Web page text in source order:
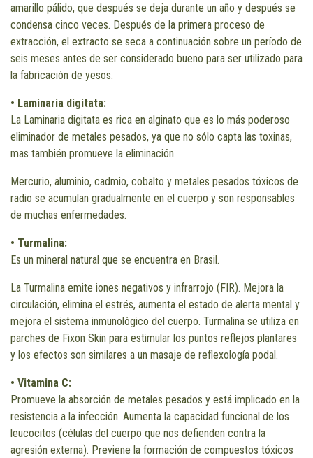
amarillo pálido, que después se deja durante un año y después se
condensa cinco veces. Después de la primera proceso de
extracción, el extracto se seca a continuación sobre un período de
seis meses antes de ser considerado bueno para ser utilizado para
la fabricación de yesos.
• Laminaria digitata:
La Laminaria digitata es rica en alginato que es lo más poderoso
eliminador de metales pesados, ya que no sólo capta las toxinas,
mas también promueve la eliminación.
Mercurio, aluminio, cadmio, cobalto y metales pesados tóxicos de
radio se acumulan gradualmente en el cuerpo y son responsables
de muchas enfermedades.
• Turmalina:
Es un mineral natural que se encuentra en Brasil.
La Turmalina emite iones negativos y infrarrojo (FIR). Mejora la
circulación, elimina el estrés, aumenta el estado de alerta mental y
mejora el sistema inmunológico del cuerpo. Turmalina se utiliza en
parches de Fixon Skin para estimular los puntos reflejos plantares
y los efectos son similares a un masaje de reflexología podal.
• Vitamina C:
Promueve la absorción de metales pesados y está implicado en la
resistencia a la infección. Aumenta la capacidad funcional de los
leucocitos (células del cuerpo que nos defienden contra la
agresión externa). Previene la formación de compuestos tóxicos